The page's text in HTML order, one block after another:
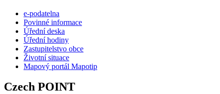
e-podatelna
Povinné informace
Úřední deska
Úřední hodiny
Zastupitelstvo obce
Životní situace
Mapový portál Mapotip
Czech POINT